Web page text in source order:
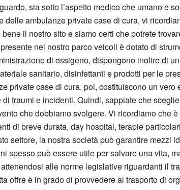
sia sotto l’aspetto medico che umano e
ambulanze private case di cura, vi
il nostro sito e siamo certi che potrete
nel nostro parco veicoli è dotato di
di ossigeno, dispongono inoltre di
sanitario, disinfettanti e prodotti per le
private case di cura, poi, costituiscono un
traumi e incidenti. Quindi, sappiate che
che dobbiamo svolgere. Vi ricordiamo che
di breve durata, day hospital, terapie
settore, la nostra società può garantire mezzi
spesso può essere utile per salvare una vita,
alle norme legislative riguardanti il
offre è in grado di provvedere al trasporto di